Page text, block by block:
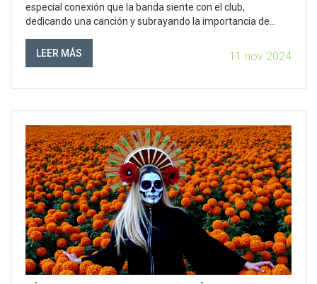
especial conexión que la banda siente con el club,
dedicando una canción y subrayando la importancia de
comunidad.
LEER MÁS 11 nov 2024